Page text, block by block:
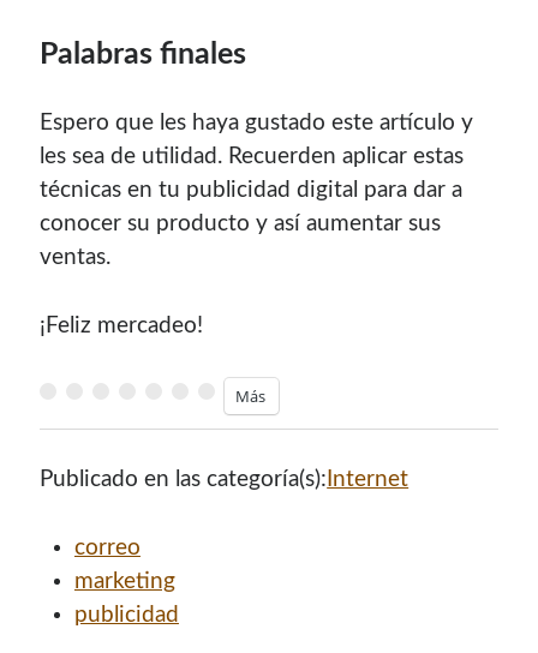
Palabras finales
Espero que les haya gustado este artículo y
les sea de utilidad. Recuerden aplicar estas
técnicas en tu publicidad digital para dar a
conocer su producto y así aumentar sus
ventas.
¡Feliz mercadeo!
Más
Publicado en las categoría(s): Internet
correo
marketing
publicidad